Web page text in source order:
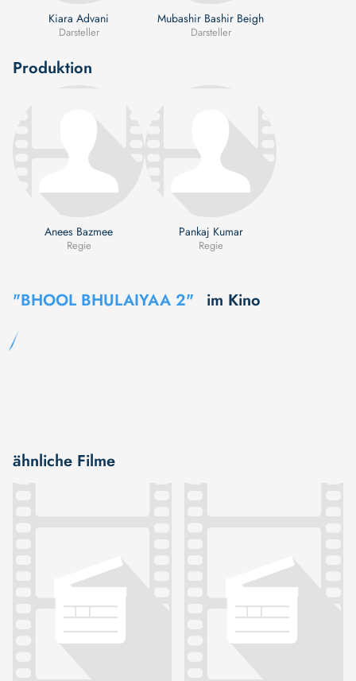
Kiara Advani
Darsteller
Mubashir Bashir Beigh
Darsteller
Produktion
Anees Bazmee
Regie
Pankaj Kumar
Regie
"BHOOL BHULAIYAA 2" im Kino
ähnliche Filme